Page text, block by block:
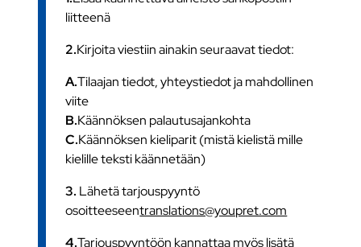
liitteenä
2.Kirjoita viestiin ainakin seuraavat tiedot:
A.Tilaajan tiedot, yhteystiedot ja mahdollinen
viite
B.Käännöksen palautusajankohta
C.Käännöksen kieliparit (mistä kielistä mille
kielille teksti käännetään)
3. Lähetä tarjouspyyntö
osoitteeseentranslations@youpret.com
4.Tarjouspyyntöön kannattaa myös lisätä